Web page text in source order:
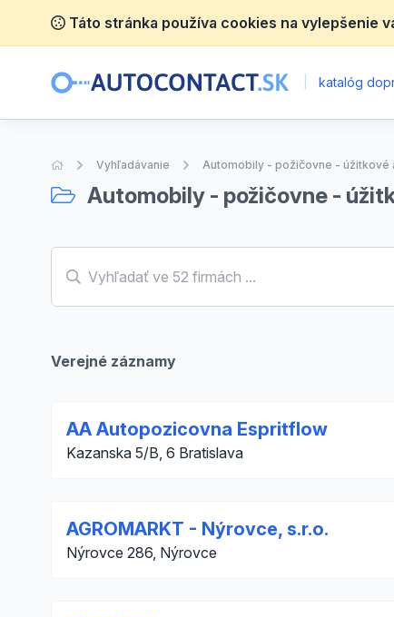
Táto stránka používa cookies na vylepšenie
katalóg
Úvodná stránka
Vyhľadávanie Automobily - požičovne - úžitkové
Automobily - požičovne -
Verejné záznamy
AA Autopozicovna Espritflow
Kazanska 5/B, 6 Bratislava
AGROMARKT - Nýrovce, s.r.o.
Nýrovce 286, Nýrovce